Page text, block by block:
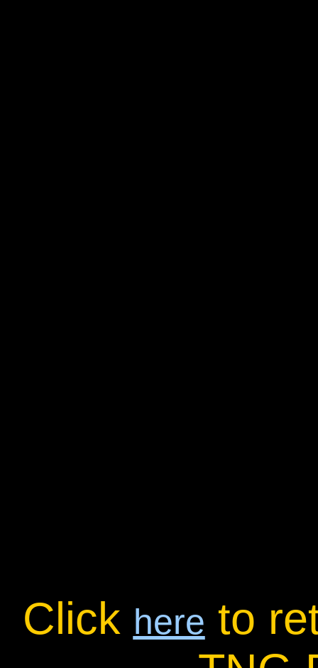
Click here to